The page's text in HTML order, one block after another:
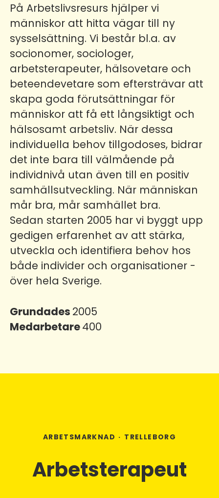
På Arbetslivsresurs hjälper vi
människor att hitta vägar till ny
sysselsättning. Vi består bl.a. av
socionomer, sociologer,
arbetsterapeuter, hälsovetare och
beteendevetare som eftersträvar att
skapa goda förutsättningar för
människor att få ett långsiktigt och
hälsosamt arbetsliv. När dessa
individuella behov tillgodoses, bidrar
det inte bara till välmående på
individnivå utan även till en positiv
samhällsutveckling. När människan
mår bra, mår samhället bra.
Sedan starten 2005 har vi byggt upp
gedigen erfarenhet av att stärka,
utveckla och identifiera behov hos
både individer och organisationer -
över hela Sverige.
Grundades 2005
Medarbetare400
ARBETSMARKNAD · TRELLEBORG
Arbetsterapeut